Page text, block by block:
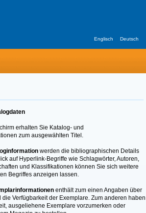
Englisch Deutsch
erhalten Sie Katalog- und
zum ausgewählten Titel.
werden die bibliographischen Details
auf Hyperlink-Begriffe wie Schlagwörter, Autoren,
und Klassifikationen können Sie sich weitere
Begriffes anzeigen lassen.
enthält zum einen Angaben über
die Verfügbarkeit der Exemplare. Zum anderen haben
ausgeliehene Exemplare vorzumerken oder